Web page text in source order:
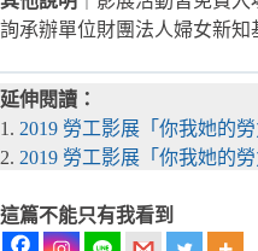
詢承辦單位財團法人婦女新知
延伸閱讀：
1. 2019 勞工影展「你我她的
2. 2019 勞工影展「你我她的
這篇不能只有我看到